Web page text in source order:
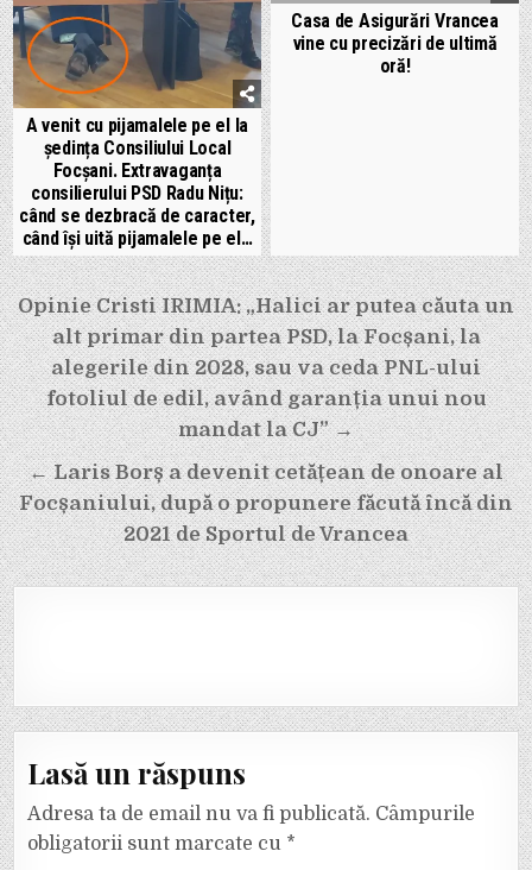
A venit cu pijamalele pe el la
ședința Consiliului Local
Focșani. Extravaganța
consilierului PSD Radu Nițu:
când se dezbracă de caracter,
când își uită pijamalele pe el…
Casa de Asigurări Vrancea
vine cu precizări de ultimă
oră!
Navigare
în
articole
Opinie Cristi IRIMIA: „Halici ar putea căuta un
alt primar din partea PSD, la Focșani, la
alegerile din 2028, sau va ceda PNL-ului
fotoliul de edil, având garanția unui nou
mandat la CJ” →
← Laris Borș a devenit cetățean de onoare al
Focșaniului, după o propunere făcută încă din
2021 de Sportul de Vrancea
Lasă un răspuns
Adresa ta de email nu va fi publicată. Câmpurile
obligatorii sunt marcate cu *